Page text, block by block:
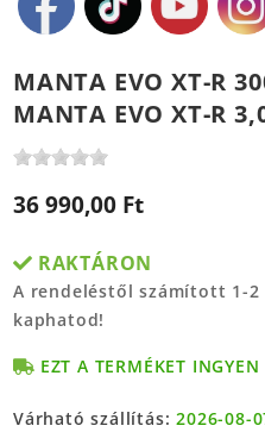
MANTA EVO XT-R
MANTA EVO XT-R
36 990,00 Ft
RAKTÁRON
A rendeléstől számított 1-2
kaphatod!
EZT A TERMÉKET
Várható szállítás:2026-08-